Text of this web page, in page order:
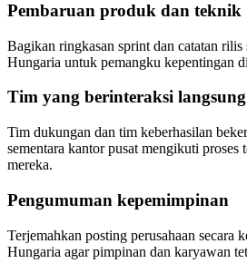
Pembaruan produk dan teknik
Bagikan ringkasan sprint dan catatan rilis
Hungaria untuk pemangku kepentingan
Tim yang berinteraksi
Tim dukungan dan tim keberhasilan
sementara kantor pusat mengikuti proses
mereka.
Pengumuman kepemimpinan
Terjemahkan posting perusahaan secara
Hungaria agar pimpinan dan karyawan